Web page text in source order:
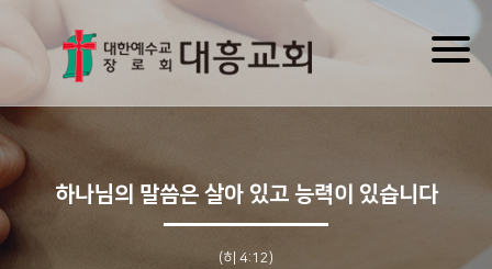
하나님의 말씀은 살아 있고 능력이 있습니다
(히 4:12)